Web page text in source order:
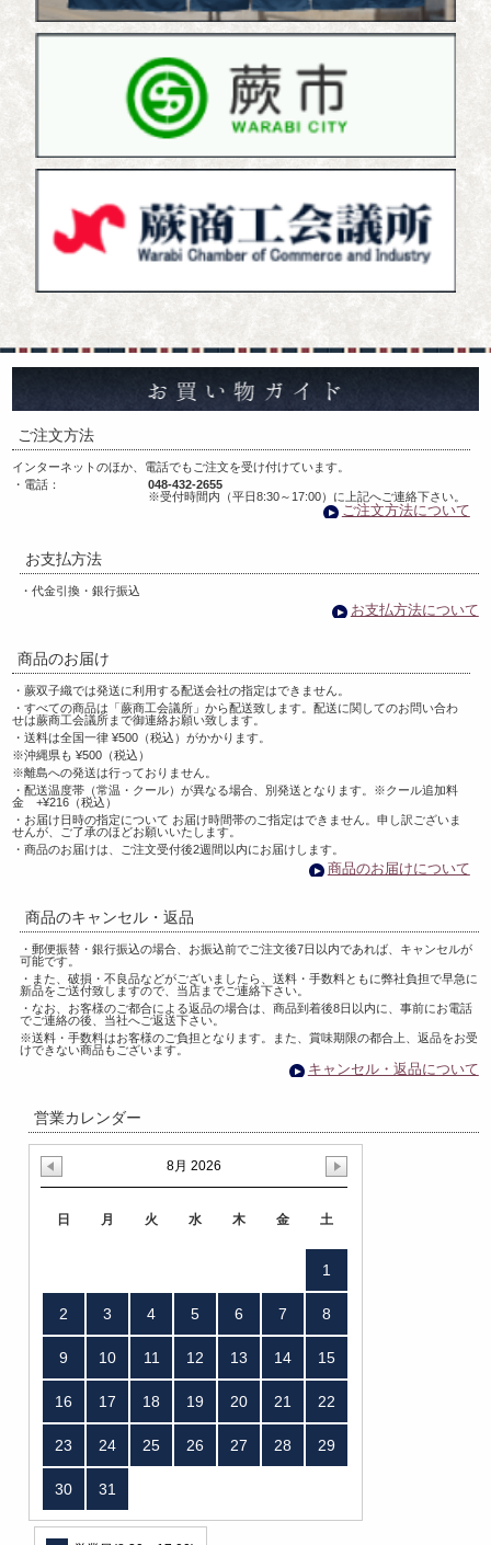
ご注文方法
インターネットのほか、電話でもご注文を受け付けています。
・電話：
048-432-2655
※受付時間内（平日8:30～17:00）に上記へご連絡下さい。
ご注文方法について
お支払方法
・代金引換・銀行振込
お支払方法について
商品のお届け
・蕨双子織では発送に利用する配送会社の指定はできません。
・すべての商品は「蕨商工会議所」から配送致します。配送に関してのお問い合わ
せは蕨商工会議所まで御連絡お願い致します。
・送料は全国一律 ¥500（税込）がかかります。
※沖縄県も ¥500（税込）
※離島への発送は行っておりません。
・配送温度帯（常温・クール）が異なる場合、別発送となります。※クール追加料
金 +¥216（税込）
・お届け日時の指定について お届け時間帯のご指定はできません。申し訳ございま
せんが、ご了承のほどお願いいたします。
・商品のお届けは、ご注文受付後2週間以内にお届けします。
商品のお届けについて
商品のキャンセル・返品
・郵便振替・銀行振込の場合、お振込前でご注文後7日以内であれば、キャンセルが
可能です。
・また、破損・不良品などがございましたら、送料・手数料ともに弊社負担で早急に
新品をご送付致しますので、当店までご連絡下さい。
・なお、お客様のご都合による返品の場合は、商品到着後8日以内に、事前にお電話
でご連絡の後、当社へご返送下さい。
※送料・手数料はお客様のご負担となります。また、賞味期限の都合上、返品をお受
けできない商品もございます。
キャンセル・返品について
営業カレンダー
8月 2026
日 月 火 水 木 金 土
1
2 3 4 5 6 7 8
9 10 11 12 13 14 15
16 17 18 19 20 21 22
23 24 25 26 27 28 29
30 31